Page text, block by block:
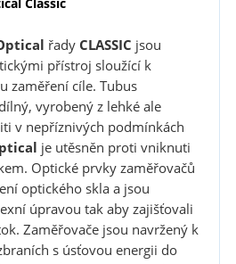
Classic
řadyCLASSIC jsou
přístroj sloužící k
zaměření cíle. Tubus
vyrobený z lehké ale
v nepříznivých podmínkách
je utěsněn proti vniknuti
Optické prvky zaměřovačů
optického skla a jsou
úpravou tak aby zajišťovali
Zaměřovače jsou navržený k
s úsťovou energii do